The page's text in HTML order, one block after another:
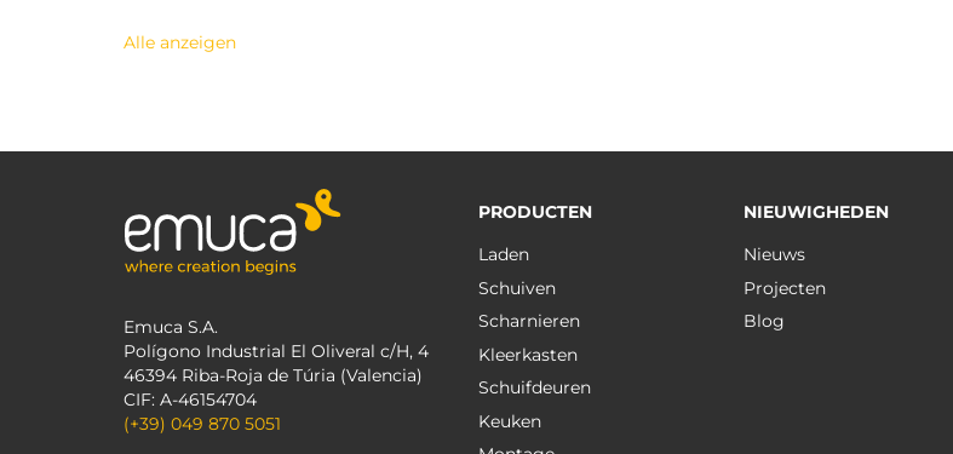
Alle anzeigen
Emuca S.A.
Polígono Industrial El Oliveral c/H, 4
46394 Riba-Roja de Túria (Valencia)
CIF: A-46154704
(+39) 049 870 5051
PRODUCTEN
Laden
Schuiven
Scharnieren
Kleerkasten
Schuifdeuren
Keuken
NIEUWIGHEDEN
Nieuws
Projecten
Blog